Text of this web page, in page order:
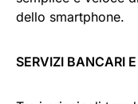
dello smartphone.
SERVIZI BANCARI